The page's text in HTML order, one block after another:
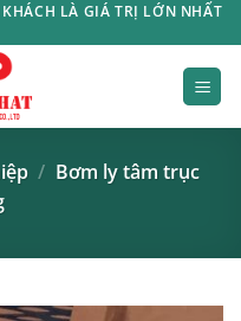
LÀ GIÁ TRỊ LỚN NHẤT
/ Bơm ly tâm trục